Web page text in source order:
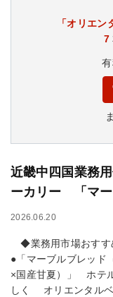
「オリエン
7
近畿中四国業務
ーカリー 「マー
2026.06.20
◆業務用市場おす
●「マーブルブレッド
×国産甘夏）」 ホテ
しく オリエンタルベ